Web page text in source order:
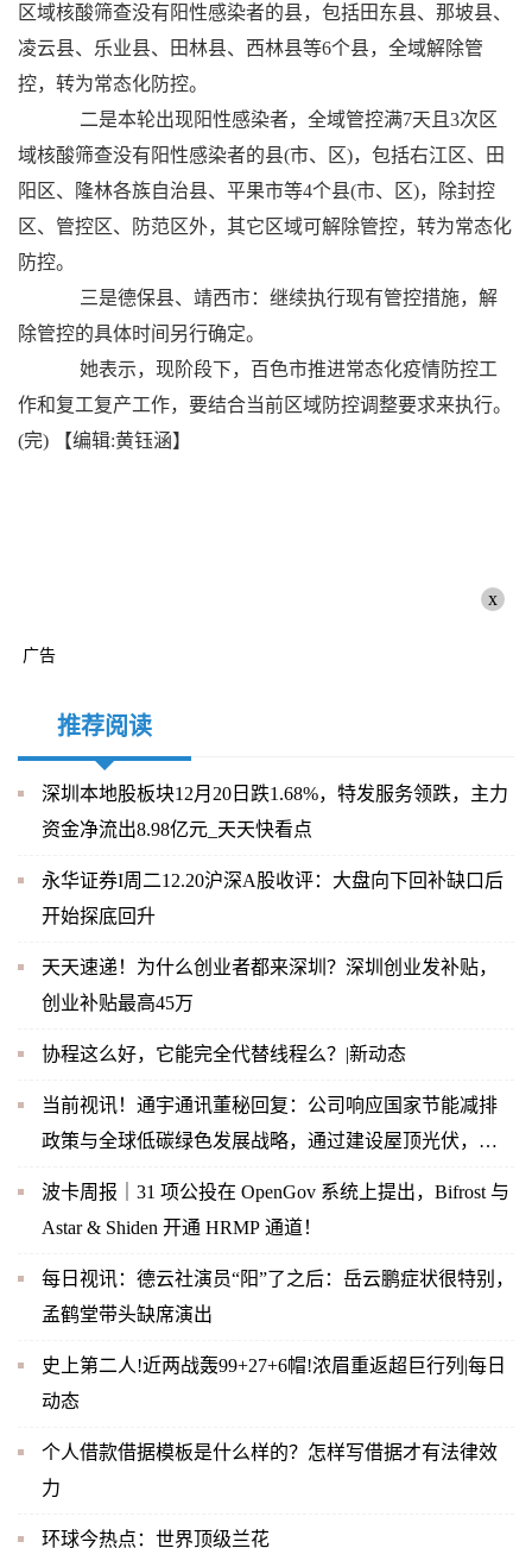
区域核酸筛查没有阳性感染者的县，包括田东县、那坡县、
凌云县、乐业县、田林县、西林县等6个县，全域解除管
控，转为常态化防控。
二是本轮出现阳性感染者，全域管控满7天且3次区
域核酸筛查没有阳性感染者的县(市、区)，包括右江区、田
阳区、隆林各族自治县、平果市等4个县(市、区)，除封控
区、管控区、防范区外，其它区域可解除管控，转为常态化
防控。
三是德保县、靖西市：继续执行现有管控措施，解
除管控的具体时间另行确定。
她表示，现阶段下，百色市推进常态化疫情防控工
作和复工复产工作，要结合当前区域防控调整要求来执行。
(完)
【编辑:黄钰涵】
x
广告
推荐阅读
深圳本地股板块12月20日跌1.68%，特发服务领跌，主力
资金净流出8.98亿元_天天快看点
永华证券I周二12.20沪深A股收评：大盘向下回补缺口后
开始探底回升
天天速递！为什么创业者都来深圳？深圳创业发补贴，
创业补贴最高45万
协程这么好，它能完全代替线程么？|新动态
当前视讯！通宇通讯董秘回复：公司响应国家节能减排
政策与全球低碳绿色发展战略，通过建设屋顶光伏，实
波卡周报｜31 项公投在 OpenGov 系统上提出，Bifrost 与
Astar & Shiden 开通 HRMP 通道！
每日视讯：德云社演员“阳”了之后：岳云鹏症状很特别，
孟鹤堂带头缺席演出
史上第二人!近两战轰99+27+6帽!浓眉重返超巨行列|每日
动态
个人借款借据模板是什么样的？怎样写借据才有法律效
力
环球今热点：世界顶级兰花